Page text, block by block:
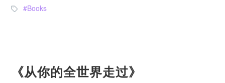
Books
《从你的全世界走过》